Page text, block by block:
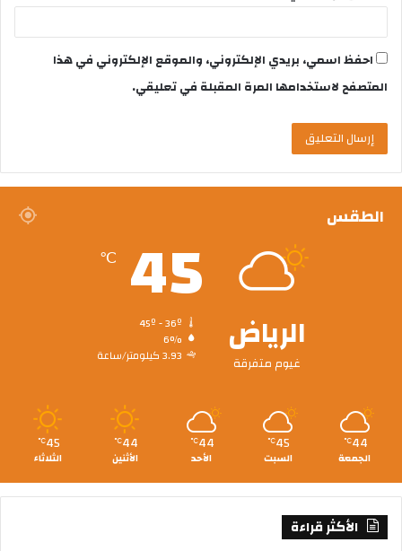
احفظ اسمي، بريدي الإلكتروني، والموقع الإلكتروني في هذا
المتصفح لاستخدامها المرة المقبلة في تعليقي.
الطقس
الرياض
غيوم متفرقة
45
℃
6%
3.93 كيلومتر/ساعة
44
℃
الجمعة
45
℃
السبت
44
℃
الأحد
44
℃
الأثنين
45
℃
الثلاثاء
الأكثر قراءة